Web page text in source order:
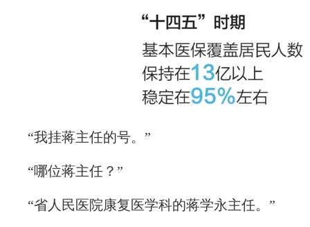
“我挂蒋主任的号。”
“哪位蒋主任？”
“省人民医院康复医学科的蒋学永主任。”